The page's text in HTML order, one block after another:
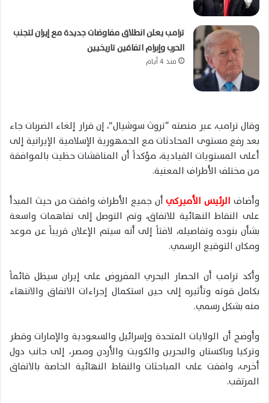
ترامب يعلن انطلاق مفاوضات جديدة مع إيران لتجنب
الحرب وإبرام اتفاقين تاريخيين
منذ 4 أيام
وقال ترامب، عبر منصته “تروث سوشيال”، إن قرار إلغاء الضربات جاء
بعد رفع مستوى المحادثات مع الجمهورية الإسلامية الإيرانية إلى
أعلى المستويات القيادية، مؤكداً أن المناقشات حظيت بالموافقة
من مختلف الأطراف المعنية.
وأضاف الرئيس الأميركيأن جميع الأطراف وافقت من حيث المبدأ
على النقاط النهائية للاتفاق، وتم التوصل إلى تفاهمات واسعة
بشأن بنوده وتفاصيله، لافتاً إلى أنه سيتم الإعلان قريباً عن موعد
ومكان التوقيع الرسمي.
وأكد ترامب أن الحصار البحري المفروض على إيران سيظل قائماً
بكامل قوته وتأثيره إلى حين استكمال إجراءات الاتفاق والانتهاء
منه بشكل رسمي.
وأوضح أن الولايات المتحدة وإسرائيل والسعودية والإمارات وقطر
وتركيا وباكستان والبحرين والكويت والأردن ومصر، إلى جانب دول
أخرى، وافقت على المباحثات والنقاط النهائية الخاصة بالاتفاق
المرتقب.